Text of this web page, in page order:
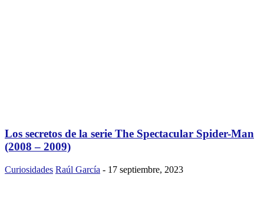
Los secretos de la serie The Spectacular Spider-Man
(2008 – 2009)
Curiosidades Raúl García - 17 septiembre, 2023